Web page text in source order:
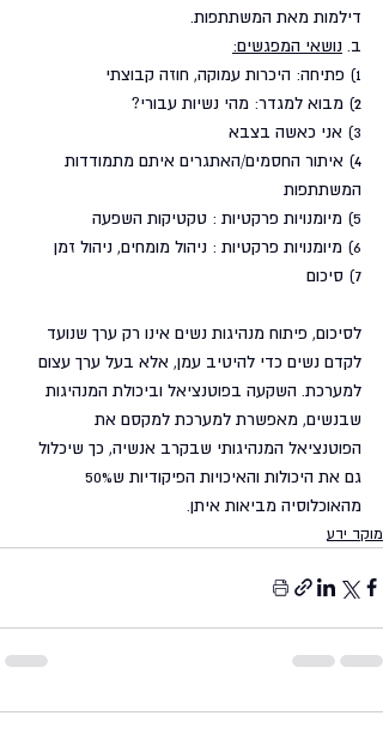
דילמות מאת המשתתפות.
ב. נושאי המפגשים:
1) פתיחה: היכרות עמוקה, חוזה קבוצתי
2) מבוא למגדר: מהי נשיות עבורי?
3) אני כאשה בצבא
4) איתור החסמים/האתגרים איתם מתמודדות
המשתתפות
5) מיומנויות פרקטיות : טקטיקות השפעה
6) מיומנויות פרקטיות : ניהול מומחים, ניהול זמן
7) סיכום
לסיכום, פיתוח מנהיגות נשים אינו רק ערך שנועד
לקדם נשים כדי להיטיב עמן, אלא בעל ערך עצום
למערכת. השקעה בפוטנציאל וביכולת המנהיגות
שבנשים, מאפשרת למערכת למקסם את
הפוטנציאל המנהיגותי שבקרב אנשיה, כך שיכלול
מהאוכלוסיה מביאות איתן.
מוקד ידע